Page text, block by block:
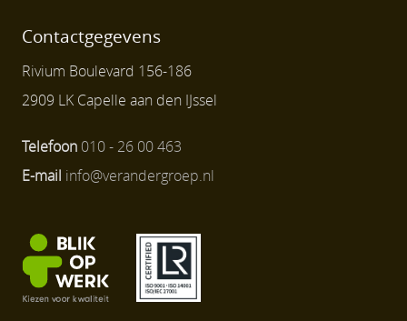
Contactgegevens
Rivium Boulevard 156-186
2909 LK Capelle aan den IJssel
Telefoon 010 - 26 00 463
E-mail info@verandergroep.nl